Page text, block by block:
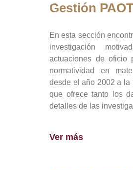
Gestión
En esta sección
investigación
actuaciones de oficio
normatividad en
desde el año 2002 a la
que ofrece tanto los
detalles de las
Ver más